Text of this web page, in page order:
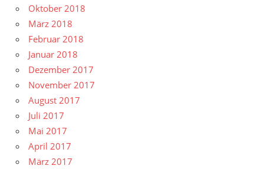
Oktober 2018
März 2018
Februar 2018
Januar 2018
Dezember 2017
November 2017
August 2017
Juli 2017
Mai 2017
April 2017
März 2017